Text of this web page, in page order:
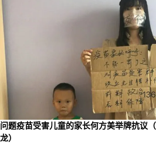
问题疫苗受害儿童的家长何方美举牌抗议
龙）